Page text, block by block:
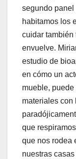
segundo panel
habitamos los
cuidar también
envuelve.
estudio de
en cómo un
mueble,
materiales con
que
que nos rodea
nuestras